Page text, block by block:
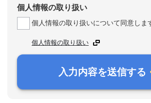
個人情報の取り扱い
個人情報の取り扱いについて同意しま
個人情報の取り扱い
入力内容を送信する